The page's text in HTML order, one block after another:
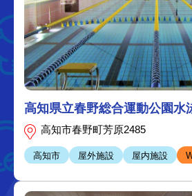
高知県立春野総合運動公園水
高知市春野町芳原2485
高知市 屋外施設 屋内施設